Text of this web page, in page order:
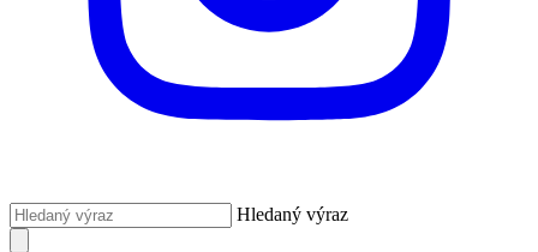
Hledaný výraz